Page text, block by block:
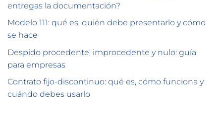
entregas la documentación?
Modelo 111: qué es, quién debe presentarlo y cómo
se hace
Despido procedente, improcedente y nulo: guía
para empresas
Contrato fijo-discontinuo: qué es, cómo funciona y
cuándo debes usarlo